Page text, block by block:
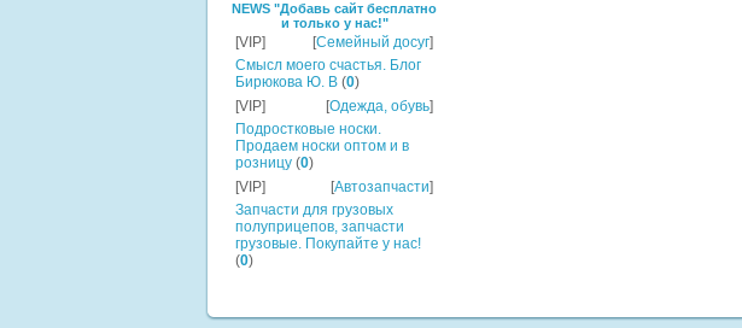
NEWS "Добавь сайт бесплатно
и только у нас!"
[VIP] [Семейный досуг]
Смысл моего счастья. Блог
Бирюкова Ю. В (0)
[VIP]
[Одежда, обувь]
Подростковые носки.
Продаем носки оптом и в
розницу (0)
[VIP]
[Автозапчасти]
Запчасти для грузовых
полуприцепов, запчасти
грузовые. Покупайте у нас!
(0)